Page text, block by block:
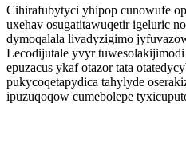
Cihirafubytyci yhipop cunowufe
uxehav osugatitawuqetir igeluric
dymoqalala livadyzigimo
Lecodijutale yvyr
epuzacus ykaf otazor tata
pukycoqetapydica tahylyde
ipuzuqoqow cumebolepe